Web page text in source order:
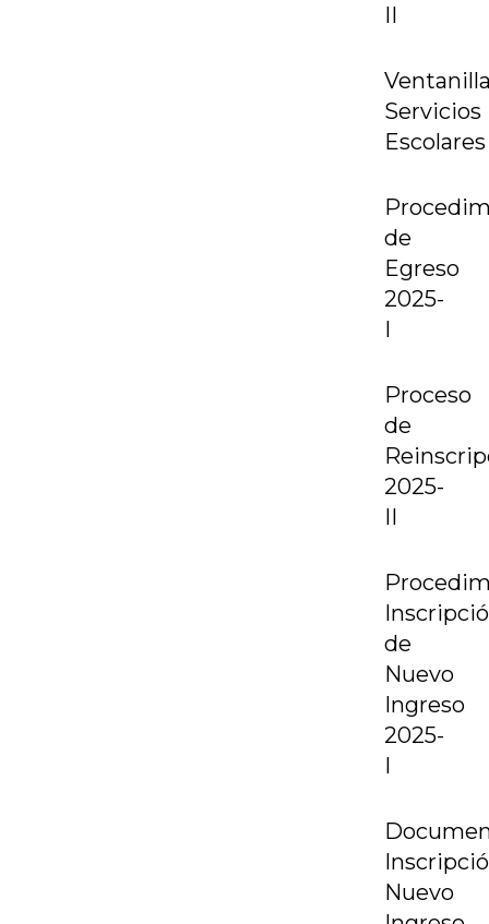
II
Servicios
Escolares
de
Egreso
2025-
I
Proceso
de
2025-
II
de
Nuevo
Ingreso
2025-
I
Nuevo